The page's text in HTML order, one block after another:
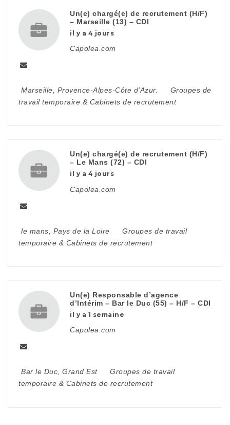
Un(e) chargé(e) de recrutement (H/F)
– Marseille (13) – CDI
il y a 4 jours
Capolea.com
Marseille Provence-Alpes-Côte d'Azur.
Groupes de
travail temporaire & Cabinets de recrutement
Un(e) chargé(e) de recrutement (H/F)
– Le Mans (72) – CDI
il y a 4 jours
Capolea.com
le mans Pays de la Loire
Groupes de travail
temporaire & Cabinets de recrutement
Un(e) Responsable d’agence
d’Intérim – Bar le Duc (55) – H/F – CDI
il y a 1 semaine
Capolea.com
Bar le Duc Grand Est
Groupes de travail
temporaire & Cabinets de recrutement